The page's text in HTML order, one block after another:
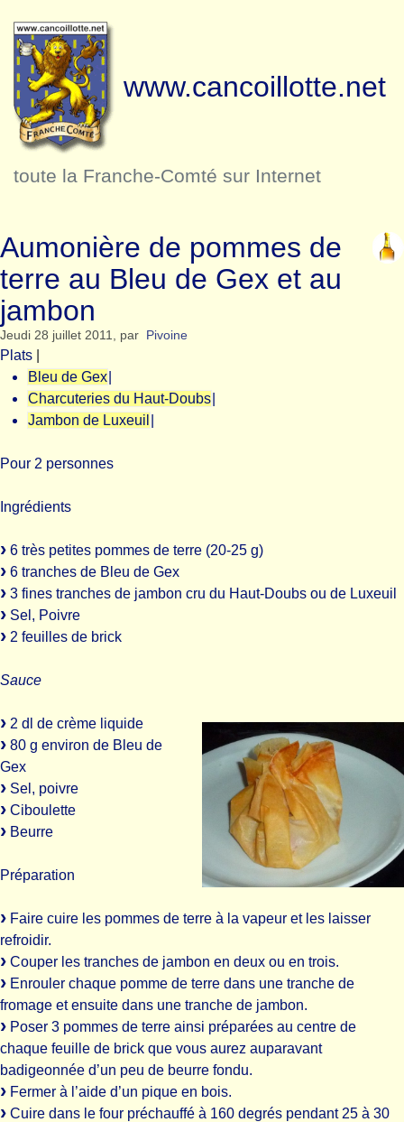
www.cancoillotte.net
toute la Franche-Comté sur Internet
Aumonière de pommes de
terre au Bleu de Gex et au
jambon
Jeudi 28 juillet 2011, par Pivoine
Plats
Bleu de Gex
Charcuteries du Haut-Doubs
Jambon de Luxeuil
Pour 2 personnes
Ingrédients
6 très petites pommes de terre (20-25 g)
6 tranches de Bleu de Gex
3 fines tranches de jambon cru du Haut-Doubs ou de Luxeuil
Sel, Poivre
2 feuilles de brick
Sauce
2 dl de crème liquide
80 g environ de Bleu de
Gex
Sel, poivre
Ciboulette
Beurre
Préparation
Faire cuire les pommes de terre à la vapeur et les laisser
refroidir.
Couper les tranches de jambon en deux ou en trois.
Enrouler chaque pomme de terre dans une tranche de
fromage et ensuite dans une tranche de jambon.
Poser 3 pommes de terre ainsi préparées au centre de
chaque feuille de brick que vous aurez auparavant
badigeonnée d’un peu de beurre fondu.
Fermer à l’aide d’un pique en bois.
Cuire dans le four préchauffé à 160 degrés pendant 25 à 30